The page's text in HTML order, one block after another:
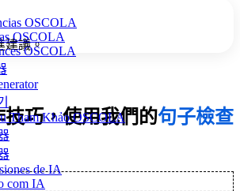
OSCOLA
OSCOLA
OSCOLA
Tham Khảo OSCOLA
de IA
com IA
建議。
巧，使用我們的句子檢查